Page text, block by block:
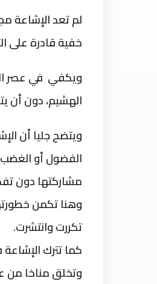
لم تعد الإشاعة
خفية قادرة على
ويكفي في عصر
الهشيم، دون
ويتضح جليا أن
الفضول أو
مشاركتها دون
وهنا تكمن
تكررت وانتشرت.
كما تترك
وتخلق مناخا من